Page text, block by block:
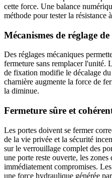
cette force. Une balance
méthode pour tester la résistance
Mécanismes de réglage
Des réglages mécaniques
fermeture sans remplacer l'unité.
de fixation modifie le décalage
charnière augmente la force de
la diminue.
Fermeture sûre et
Les portes doivent se fermer
de la vie privée et la sécurité
sur le verrouillage complet des
une porte reste ouverte, les
immédiatement compromises.
une force hydraulique générée